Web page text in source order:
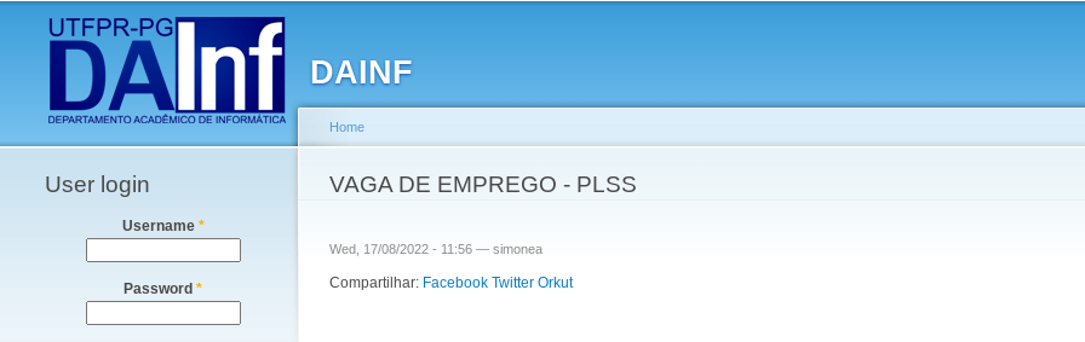
DAINF
Main menu
User login
Username *
Password *
You are here
Home
VAGA DE EMPREGO - PLSS
Wed, 17/08/2022 - 11:56 — simonea
Compartilhar: Facebook Twitter Orkut